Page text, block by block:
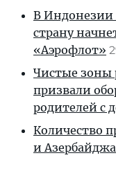
В Индонезии
страну
«Аэрофлот»
Чистые зоны
призвали
родителей с
Количество
и